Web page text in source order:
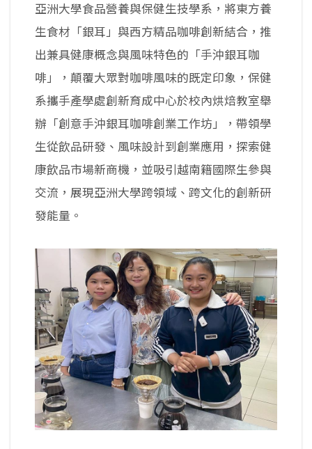
亞洲大學食品營養與保健生技學系，將東方養
生食材「銀耳」與西方精品咖啡創新結合，推
出兼具健康概念與風味特色的「手沖銀耳咖
啡」，顛覆大眾對咖啡風味的既定印象，保健
系攜手產學處創新育成中心於校內烘焙教室舉
辦「創意手沖銀耳咖啡創業工作坊」，帶領學
生從飲品研發、風味設計到創業應用，探索健
康飲品市場新商機，並吸引越南籍國際生參與
交流，展現亞洲大學跨領域、跨文化的創新研
發能量。